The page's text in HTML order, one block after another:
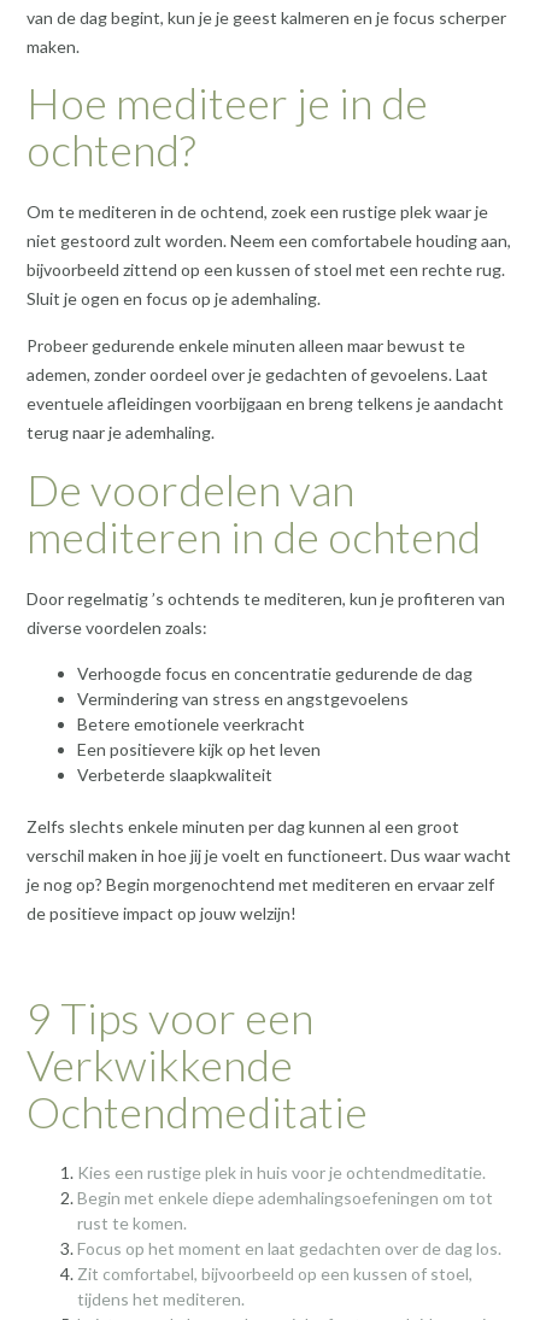
van de dag begint, kun je je geest kalmeren en je focus scherper
maken.
Hoe mediteer je in de
ochtend?
Om te mediteren in de ochtend, zoek een rustige plek waar je
niet gestoord zult worden. Neem een comfortabele houding aan,
bijvoorbeeld zittend op een kussen of stoel met een rechte rug.
Sluit je ogen en focus op je ademhaling.
Probeer gedurende enkele minuten alleen maar bewust te
ademen, zonder oordeel over je gedachten of gevoelens. Laat
eventuele afleidingen voorbijgaan en breng telkens je aandacht
terug naar je ademhaling.
De voordelen van
mediteren in de ochtend
Door regelmatig ’s ochtends te mediteren, kun je profiteren van
diverse voordelen zoals:
Verhoogde focus en concentratie gedurende de dag
Vermindering van stress en angstgevoelens
Betere emotionele veerkracht
Een positievere kijk op het leven
Verbeterde slaapkwaliteit
Zelfs slechts enkele minuten per dag kunnen al een groot
verschil maken in hoe jij je voelt en functioneert. Dus waar wacht
je nog op? Begin morgenochtend met mediteren en ervaar zelf
de positieve impact op jouw welzijn!
9 Tips voor een
Verkwikkende
Ochtendmeditatie
Kies een rustige plek in huis voor je ochtendmeditatie.
Begin met enkele diepe ademhalingsoefeningen om tot
rust te komen.
Focus op het moment en laat gedachten over de dag los.
Zit comfortabel, bijvoorbeeld op een kussen of stoel,
tijdens het mediteren.